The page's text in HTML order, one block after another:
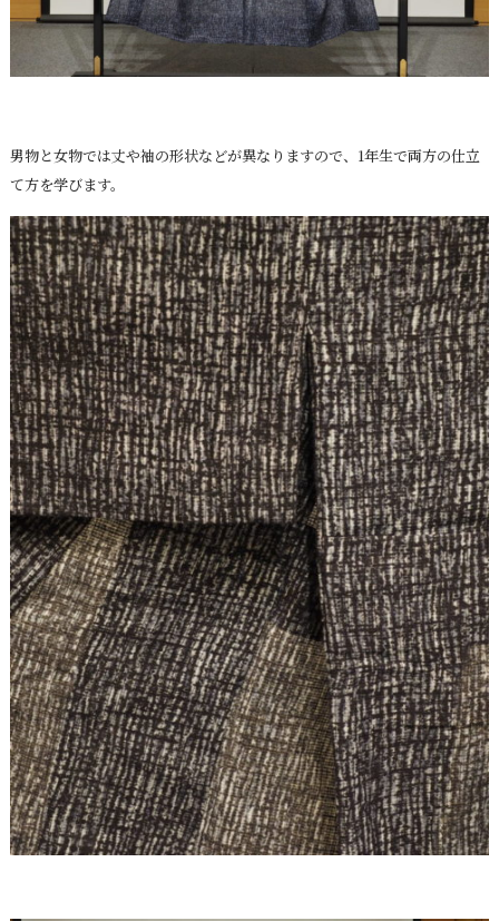
男物と女物では丈や袖の形状などが異なりますので、1年生で両方の仕立
て方を学びます。